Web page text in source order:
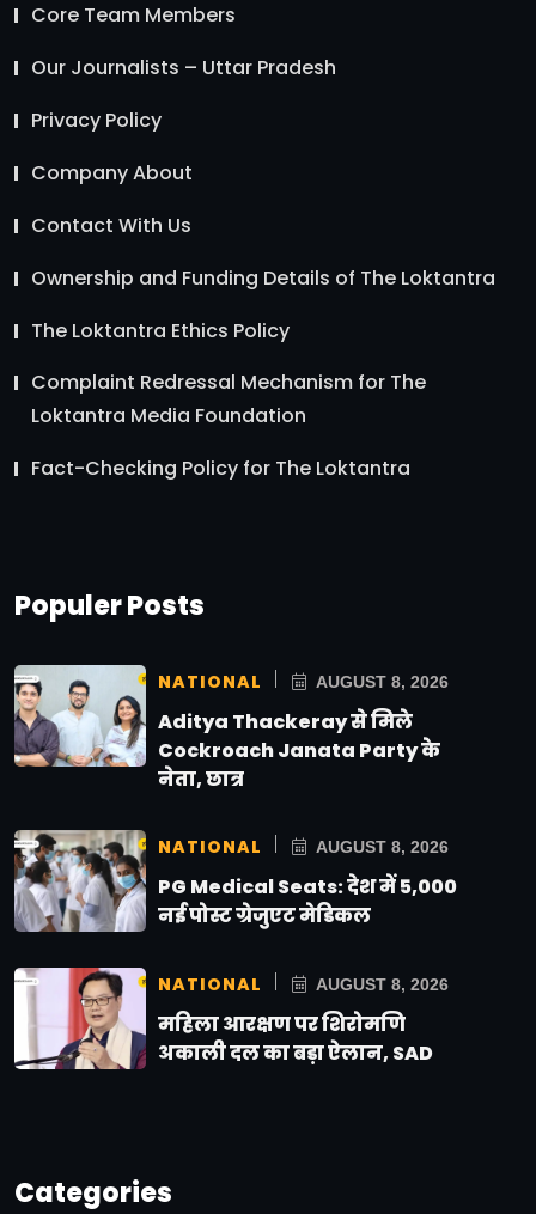
Core Team Members
Our Journalists – Uttar Pradesh
Privacy Policy
Company About
Contact With Us
Ownership and Funding Details of The Loktantra
The Loktantra Ethics Policy
Complaint Redressal Mechanism for The
Loktantra Media Foundation
Fact-Checking Policy for The Loktantra
Populer Posts
NATIONAL AUGUST 8, 2026
Aditya Thackeray से मिले
Cockroach Janata Party के
नेता, छात्र
NATIONAL AUGUST 8, 2026
PG Medical Seats: देश में 5,000
नई पोस्ट ग्रेजुएट मेडिकल
NATIONAL AUGUST 8, 2026
महिला आरक्षण पर शिरोमणि
अकाली दल का बड़ा ऐलान, SAD
Categories